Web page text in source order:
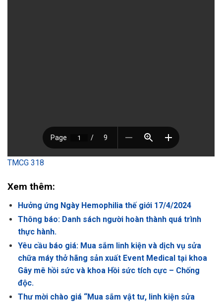
TMCG 318
Xem thêm:
Hưởng ứng Ngày Hemophilia thế giới 17/4/2024
Thông báo: Danh sách người hoàn thành quá trình
thực hành.
Yêu cầu báo giá: Mua sắm linh kiện và dịch vụ sửa
chữa máy thở hãng sản xuất Event Medical tại khoa
Gây mê hồi sức và khoa Hồi sức tích cực – Chống
độc.
Thư mời chào giá “Mua sắm vật tư, linh kiện sửa